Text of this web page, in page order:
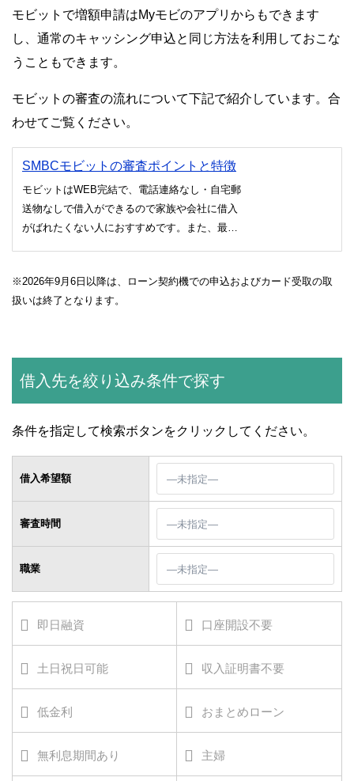
モビットで増額申請はMyモビのアプリからもできます
し、通常のキャッシング申込と同じ方法を利用しておこな
うこともできます。
モビットの審査の流れについて下記で紹介しています。合
わせてご覧ください。
SMBCモビットの審査ポイントと特徴
モビットはWEB完結で、電話連絡なし・自宅郵
送物なしで借入ができるので家族や会社に借入
がばれたくない人におすすめです。また、最短2
21時までの契約完了で即日融資が受けられるの
で、家族や会社にばれないで今日中にお金が借
※2026年9月6日以降は、ローン契約機での申込およびカード受取の取
扱いは終了となります。
借入先を絞り込み条件で探す
条件を指定して検索ボタンをクリックしてください。
借入希望額
審査時間
職業
即日融資 口座開設不要
土日祝日可能 収入証明書不要
低金利 おまとめローン
無利息期間あり 主婦